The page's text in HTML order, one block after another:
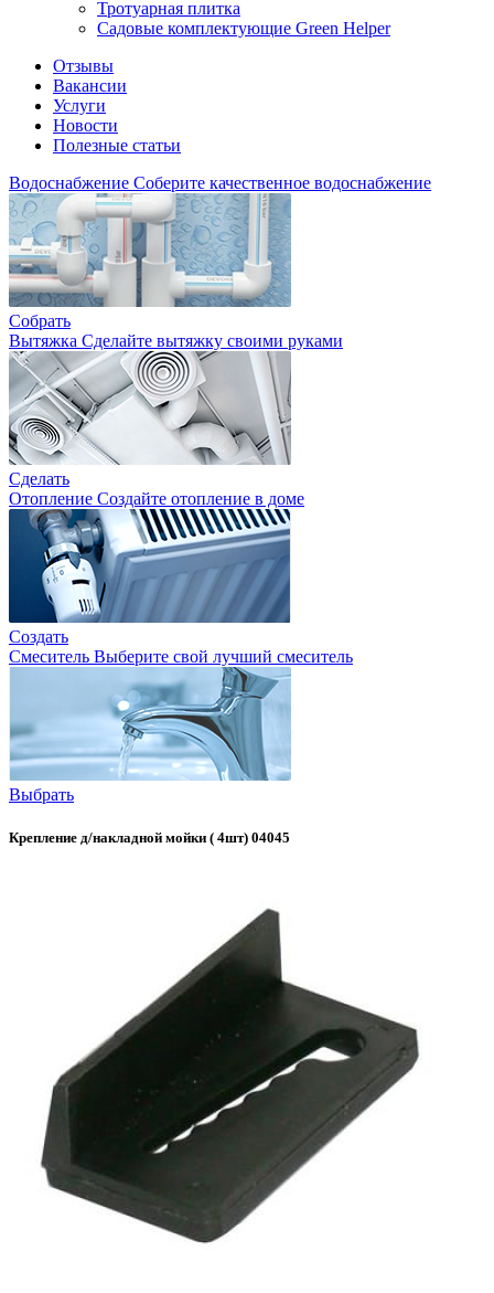
Тротуарная плитка
Садовые комплектующие Green Helper
Отзывы
Вакансии
Услуги
Новости
Полезные статьи
Водоснабжение Соберите качественное водоснабжение
Собрать
Вытяжка Сделайте вытяжку своими руками
Сделать
Отопление Создайте отопление в доме
Создать
Смеситель Выберите свой лучший смеситель
Выбрать
Крепление д/накладной мойки ( 4шт) 04045